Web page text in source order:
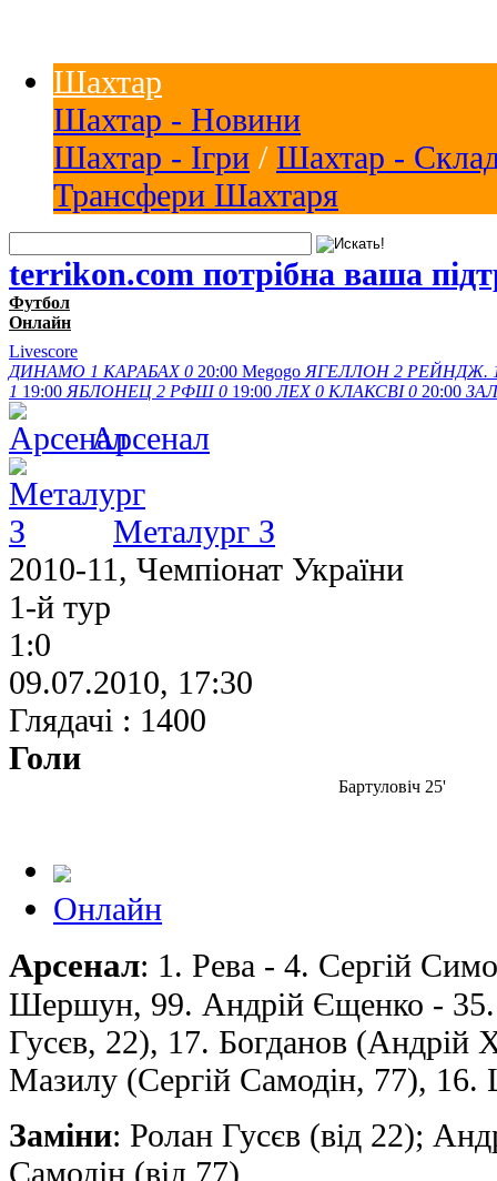
Шахтар
Шахтар - Новини
Шахтар - Ігри / Шахтар -
Трансфери Шахтаря
terrikon.com потрібна ваша
Футбол
Онлайн
Livescore
ДИНАМО 1 КАРАБАХ 0 20:00 Megogo ЯГЕЛЛОН 2 РЕЙНДЖ.
1 19:00 ЯБЛОНЕЦ 2 РФШ 0 19:00 ЛЕХ 0 КЛАКСВІ 0 20:00
Арсенал
Металург З
2010-11, Чемпіонат України
1-й тур
1:0
09.07.2010, 17:30
Глядачі : 1400
Голи
Бартуловіч 25'
Онлайн
Арсенал: 1. Рева - 4. Сергiй
Шершун, 99. Андрiй Єщенко - 35.
Гусєв, 22), 17. Богданов (Андрiй
Мазилу (Сергiй Самодiн, 77), 16.
Заміни: Ролан Гусєв (від 22);
Самодiн (від 77)